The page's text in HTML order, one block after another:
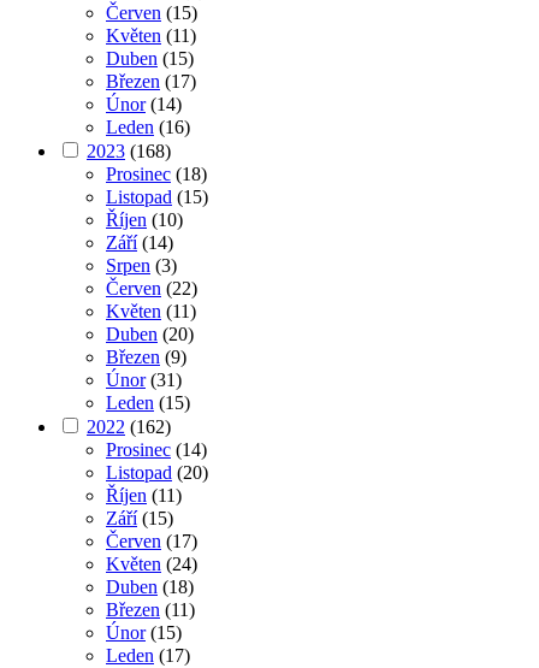
Červen (15)
Květen (11)
Duben (15)
Březen (17)
Únor(14)
Leden (16)
2023 (168)
Prosinec (18)
Listopad (15)
Říjen (10)
Září(14)
Srpen (3)
Červen (22)
Květen (11)
Duben (20)
Březen (9)
Únor(31)
Leden (15)
2022 (162)
Prosinec (14)
Listopad (20)
Říjen (11)
Září(15)
Červen (17)
Květen (24)
Duben (18)
Březen (11)
Únor(15)
Leden (17)